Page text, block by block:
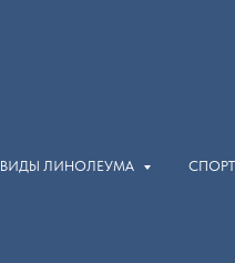
ВИДЫ ЛИНОЛЕУМА